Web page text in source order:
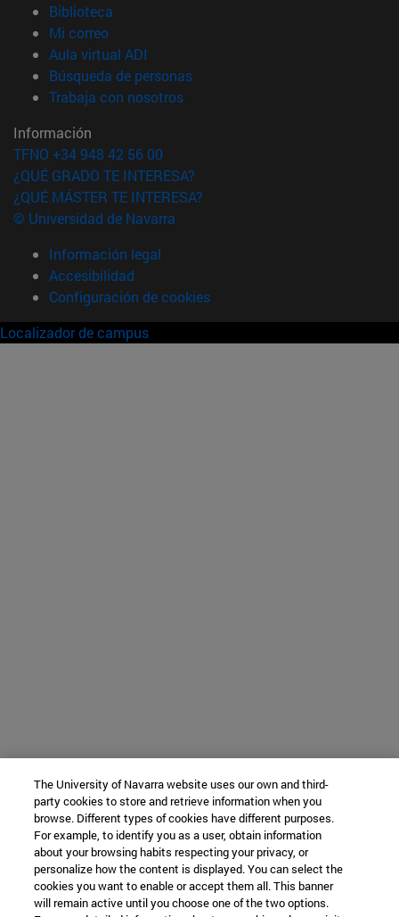
Biblioteca
Mi correo(abre en nueva ventana)
Aula virtual ADI
Búsqueda de personas(abre en nueva ventana)
Trabaja con nosotros(abre en nueva ventana)
Información
TFNO +34 948 42 56 00
¿QUÉ GRADO TE INTERESA?
¿QUÉ MÁSTER TE INTERESA?
© Universidad de Navarra
Información legal
Accesibilidad
Configuración de cookies
Localizador de campus
The University of Navarra website uses our own and third-
party cookies to store and retrieve information when you
browse. Different types of cookies have different purposes.
For example, to identify you as a user, obtain information
about your browsing habits respecting your privacy, or
personalize how the content is displayed. You can select the
cookies you want to enable or accept them all. This banner
will remain active until you choose one of the two options.